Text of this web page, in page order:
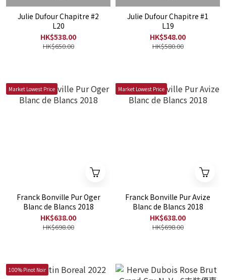
Julie Dufour Chapitre #2
L20
HK$538.00
HK$650.00
Julie Dufour Chapitre #1
L19
HK$548.00
HK$580.00
Market Lowest Price
Franck Bonville Pur Oger
Blanc de Blancs 2018
HK$638.00
HK$698.00
Market Lowest Price
Franck Bonville Pur Avize
Blanc de Blancs 2018
HK$638.00
HK$698.00
100% Pinot Noir